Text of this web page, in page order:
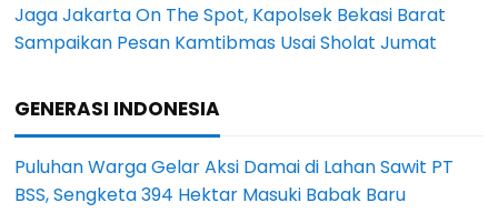
Jaga Jakarta On The Spot, Kapolsek Bekasi Barat
Sampaikan Pesan Kamtibmas Usai Sholat Jumat
GENERASI INDONESIA
Puluhan Warga Gelar Aksi Damai di Lahan Sawit PT
BSS, Sengketa 394 Hektar Masuki Babak Baru